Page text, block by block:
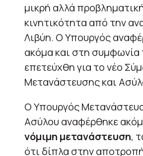
μικρή αλλά
κινητικότητα από την
Λιβύη. Ο Υπουργός
ακόμα και στη συμφωνία
επετεύχθη για το νέο
Μετανάστευσης και
Ο Υπουργός
Ασύλου αναφέρθηκε
νόμιμη μετανάστευση,
ότι δίπλα στην